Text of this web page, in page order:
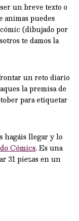
un breve texto o
animas puedes
(dibujado por
te damos la
un reto diario
la premisa de
para etiquetar
hagáis llegar y lo
Cómics. Es una
31 piezas en un